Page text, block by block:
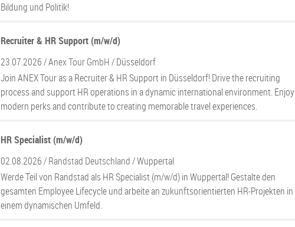
Bildung und Politik!
Recruiter & HR Support (m/w/d)
23.07.2026 /Anex Tour GmbH/ Düsseldorf
Join ANEX Tour as a Recruiter & HR Support in Düsseldorf! Drive the recruiting
process and support HR operations in a dynamic international environment. Enjoy
modern perks and contribute to creating memorable travel experiences.
HR Specialist (m/w/d)
02.08.2026 /Randstad Deutschland/ Wuppertal
Werde Teil von Randstad als HR Specialist (m/w/d) in Wuppertal! Gestalte den
gesamten Employee Lifecycle und arbeite an zukunftsorientierten HR-Projekten in
einem dynamischen Umfeld.